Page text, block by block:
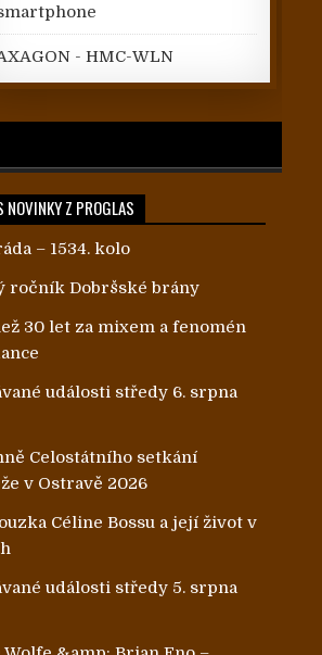
- HMC-WLN
NOVINKY Z PROGLAS
– 1534. kolo
ročník Dobršské brány
30 let za mixem a fenomén
události středy 6. srpna
Celostátního setkání
v Ostravě 2026
Céline Bossu a její život v
události středy 5. srpna